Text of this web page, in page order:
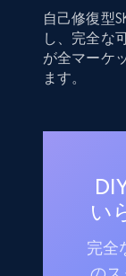
自己修復型
し、完全な
が全マーケ
ます。
い
完全